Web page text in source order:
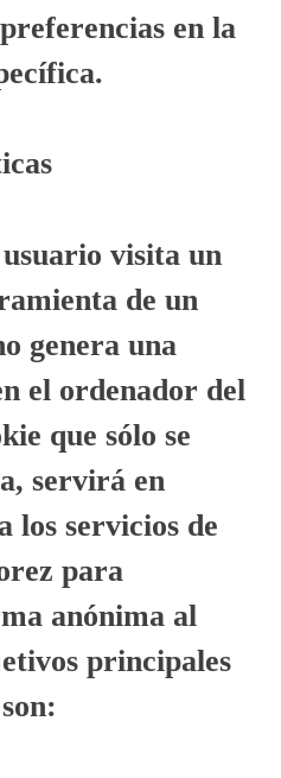
en la
visita un
de un
genera una
el ordenador del
que sólo se
servirá en
los servicios de
para
anónima al
principales